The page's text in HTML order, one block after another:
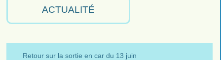
ACTUALITÉ
Retour sur la sortie en car du 13 juin